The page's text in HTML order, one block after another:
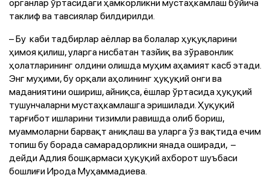
таклиф ва тавсиялар билдирилди.
– Бу каби тадбирлар аёллар ва болалар ҳуқуқларини
ҳимоя қилиш, уларга нисбатан тазйиқ ва зўравонлик
ҳолатларининг олдини олишда муҳим аҳамият касб этади.
Энг муҳими, бу орқали аҳолининг ҳуқуқий онги ва
маданиятини ошириш, айниқса, ёшлар ўртасида ҳуқуқий
тушунчаларни мустаҳкамлашга эришилади. Ҳуқуқий
тарғибот ишларини тизимли равишда олиб бориш,
муаммоларни барвақт аниқлаш ва уларга ўз вақтида ечим
топиш бу борада самарадорликни янада оширади, –
дейди Адлия бошқармаси ҳуқуқий ахборот шуъбаси
бошлиғи Ирода Муҳаммадиева.